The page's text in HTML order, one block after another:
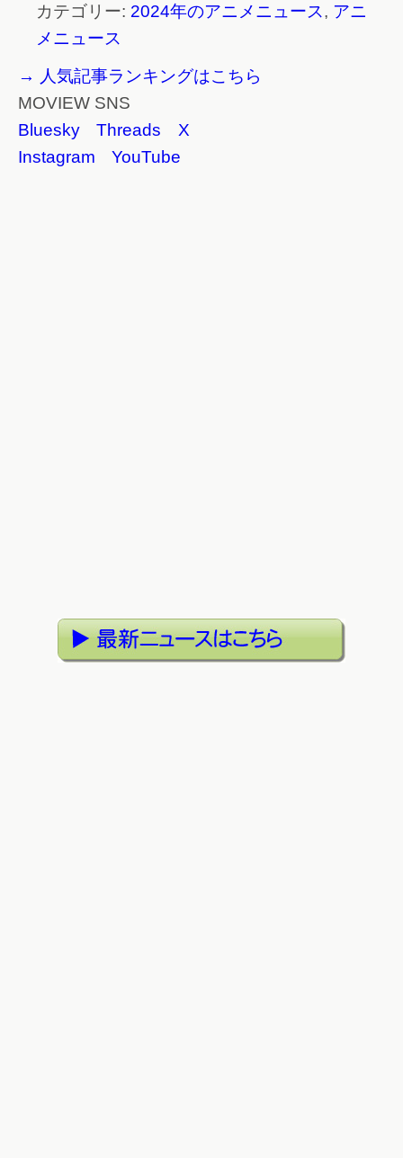
カテゴリー: 2024年のアニメニュース, アニ
メニュース
→ 人気記事ランキングはこちら
MOVIEW SNS
Bluesky
Threads
X
Instagram
YouTube